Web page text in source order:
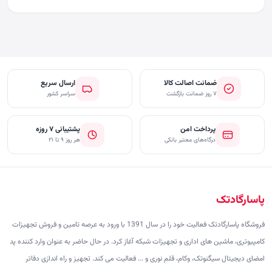
ضمانت اصالت کالا
۷ روز ضمانت بازگشت
ارسال سریع
سراسر کشور
پرداخت امن
درگاه‌های معتبر بانکی
پشتیبانی ۷ روزه
هر روز ۹ تا ۲۱
پاسارگادتک
فروشگاه پاسارگادتک فعالیت خود را در سال 1391 با ورود به عرصه تامین و فروش تجهیزات
کامپیوتری، ماشین های اداری و تجهیزات شبکه آغاز کرد. در حال حاضر به عنوان وارد کننده پد
امضای دیجیتال سیگنوتک، وکام، قلم نوری و ... فعالیت می کند. تجهیز و راه اندازی دفاتر